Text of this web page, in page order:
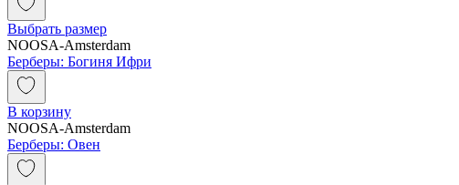
Выбрать размер
NOOSA-Amsterdam
Берберы: Богиня Ифри
В корзину
NOOSA-Amsterdam
Берберы: Овен